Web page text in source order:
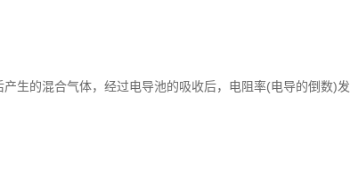
的混合气体，经过电导池的吸收后，电阻率(电导的倒数)发